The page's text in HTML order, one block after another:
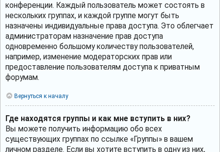
конференции. Каждый пользователь может состоять в
нескольких группах, и каждой группе могут быть
назначены индивидуальные права доступа. Это облегчает
администраторам назначение прав доступа
одновременно большому количеству пользователей,
например, изменение модераторских прав или
предоставление пользователям доступа к приватным
форумам.
Вернуться к началу
Где находятся группы и как мне вступить в них?
Вы можете получить информацию обо всех
существующих группах по ссылке «Группы» в вашем
личном разделе. Если вы хотите вступить в одну из них,